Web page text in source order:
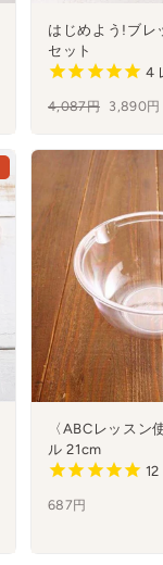
はじめよう!ブレ
セット
4
通
価
4,087円
セ
ル
3,890円
〈ABCレッスン
ル 21cm
12
687円